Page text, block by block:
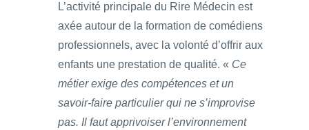
L’activité principale du Rire Médecin est
axée autour de la formation de comédiens
professionnels, avec la volonté d’offrir aux
enfants une prestation de qualité. « Ce
métier exige des compétences et un
savoir-faire particulier qui ne s’improvise
pas. Il faut apprivoiser l’environnement